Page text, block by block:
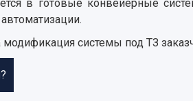
в готовые конвейерные
системы под ТЗ